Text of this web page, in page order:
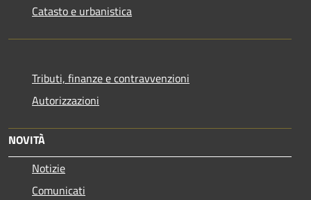
Catasto e urbanistica
Tributi, finanze e contravvenzioni
Autorizzazioni
NOVITÀ
Notizie
Comunicati